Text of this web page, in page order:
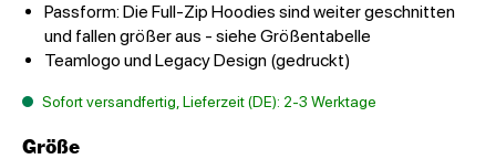
Passform: Die Full-Zip Hoodies sind weiter geschnitten
und fallen größer aus - siehe Größentabelle
Teamlogo und Legacy Design (gedruckt)
Sofort versandfertig, Lieferzeit (DE): 2-3 Werktage
Größe